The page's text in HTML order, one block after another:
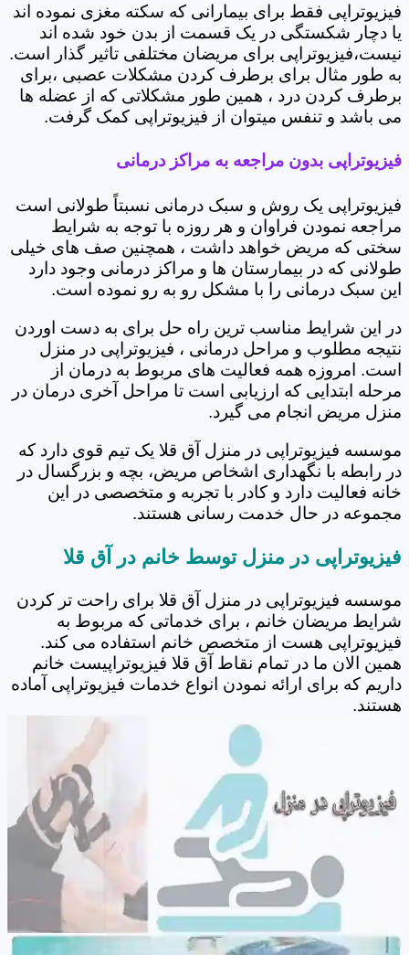
فیزیوتراپی فقط برای بیمارانی که سکته مغزی نموده اند
یا دچار شکستگی در یک قسمت از بدن خود شده اند
نیست،فیزیوتراپی برای مریضان مختلفی تاثیر گذار است.
به طور مثال برای برطرف کردن مشکلات عصبی ،برای
برطرف کردن درد ، همین طور مشکلاتی که از عضله ها
می باشد و تنفس میتوان از فیزیوتراپی کمک گرفت.
فیزیوتراپی بدون مراجعه به مراکز درمانی
فیزیوتراپی یک روش و سبک درمانی نسبتاً طولانی است
مراجعه نمودن فراوان و هر روزه با توجه به شرایط
سختی که مریض خواهد داشت ، همچنین صف های خیلی
طولانی که در بیمارستان ها و مراکز درمانی وجود دارد
این سبک درمانی را با مشکل رو به رو نموده است.
در این شرایط مناسب ترین راه حل برای به دست اوردن
نتیجه مطلوب و مراحل درمانی ، فیزیوتراپی در منزل
است. امروزه همه فعالیت های مربوط به درمان از
مرحله ابتدایی که ارزیابی است تا مراحل آخری درمان در
منزل مریض انجام می گیرد.
موسسه فیزیوتراپی در منزل آق قلا یک تیم قوی دارد که
در رابطه با نگهداری اشخاص مریض، بچه و بزرگسال در
خانه فعالیت دارد و کادر با تجربه و متخصصی در این
مجموعه در حال خدمت رسانی هستند.
فیزیوتراپی در منزل توسط خانم در آق قلا
موسسه فیزیوتراپی در منزل آق قلا برای راحت تر کردن
شرایط مریضان خانم ، برای خدماتی که مربوط به
فیزیوتراپی هست از متخصص خانم استفاده می کند.
همین الان ما در تمام نقاط آق قلا فیزیوتراپیست خانم
داریم که برای ارائه نمودن انواع خدمات فیزیوتراپی آماده
هستند.